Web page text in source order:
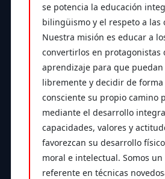
se potencia la educación
bilingüismo y el respeto a las
Nuestra misión es educar a
convertirlos en protagonistas
aprendizaje para que
libremente y decidir de forma
consciente su propio camino
mediante el desarrollo
capacidades, valores y
favorezcan su desarrollo
moral e intelectual. Somos
referente en técnicas